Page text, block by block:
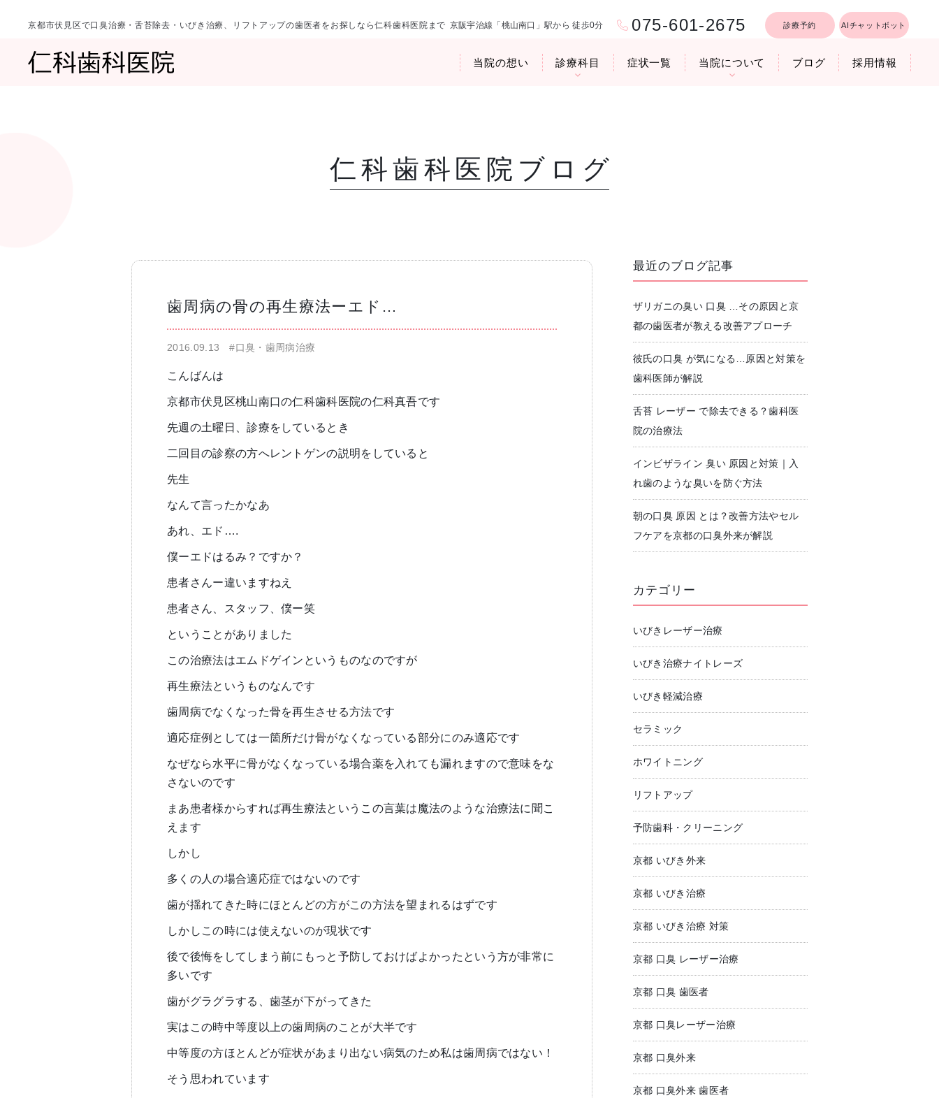
京都市伏見区で口臭治療・舌苔除去・いびき治療、リフトアップの歯医者をお探しなら仁科歯科医院まで 京阪宇治線「桃山南口」駅から 徒歩0分 075-601-2675 診療予約 AIチャットボット
当院の想い 診療科目
一般歯科・小児歯科 予防歯科・クリーニング
症状一覧 当院について
仁科歯科医院ブログ
ブログ 採用情報
仁科歯科医院ブログ
歯周病の骨の再生療法ーエド…
2016.09.13#口臭・歯周病治療
こんばんは
京都市伏見区桃山南口の仁科歯科医院の仁科真吾です
先週の土曜日、診療をしているとき
二回目の診察の方へレントゲンの説明をしていると
先生
なんて言ったかなあ
あれ、エド….
僕ーエドはるみ？ですか？
患者さんー違いますねえ
患者さん、スタッフ、僕ー笑
ということがありました
この治療法はエムドゲインというものなのですが
再生療法というものなんです
歯周病でなくなった骨を再生させる方法です
適応症例としては一箇所だけ骨がなくなっている部分にのみ適応です
なぜなら水平に骨がなくなっている場合薬を入れても漏れますので意味をな
さないのです
まあ患者様からすれば再生療法というこの言葉は魔法のような治療法に聞こ
えます
しかし
多くの人の場合適応症ではないのです
歯が揺れてきた時にほとんどの方がこの方法を望まれるはずです
しかしこの時には使えないのが現状です
後で後悔をしてしまう前にもっと予防しておけばよかったという方が非常に
多いです
歯がグラグラする、歯茎が下がってきた
実はこの時中等度以上の歯周病のことが大半です
中等度の方ほとんどが症状があまり出ない病気のため私は歯周病ではない！
そう思われています
最近のブログ記事
ザリガニの臭い 口臭 …その原因と京
都の歯医者が教える改善アプローチ
彼氏の口臭 が気になる…原因と対策を
歯科医師が解説
舌苔 レーザー で除去できる？歯科医
院の治療法
インビザライン 臭い 原因と対策｜入
れ歯のような臭いを防ぐ方法
朝の口臭 原因 とは？改善方法やセル
フケアを京都の口臭外来が解説
カテゴリー
いびきレーザー治療
いびき治療ナイトレーズ
いびき軽減治療
セラミック
ホワイトニング
リフトアップ
予防歯科・クリーニング
京都 いびき外来
京都 いびき治療
京都 いびき治療 対策
京都 口臭 レーザー治療
京都 口臭 歯医者
京都 口臭レーザー治療
京都 口臭外来
京都 口臭外来 歯医者